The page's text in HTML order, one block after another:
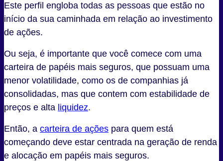
Este perfil engloba todas as pessoas que estão no
início da sua caminhada em relação ao investimento
de ações.
Ou seja, é importante que você comece com uma
carteira de papéis mais seguros, que possuam uma
menor volatilidade, como os de companhias já
consolidadas, mas que contem com estabilidade de
preços e alta liquidez.
Então, a carteira de ações para quem está
começando deve estar centrada na geração de renda
e alocação em papéis mais seguros.